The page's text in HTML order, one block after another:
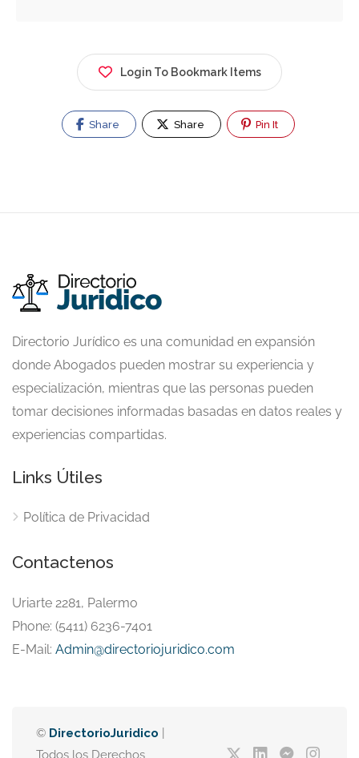
Login To Bookmark Items
Share Share Pin It
Directorio Jurídico es una comunidad en expansión
donde Abogados pueden mostrar su experiencia y
especialización, mientras que las personas pueden
tomar decisiones informadas basadas en datos reales y
experiencias compartidas.
Links Útiles
Política de Privacidad
Contactenos
Uriarte 2281, Palermo
Phone: (5411) 6236-7401
E-Mail: Admin@directoriojuridico.com
© DirectorioJuridico
Todos los Derechos